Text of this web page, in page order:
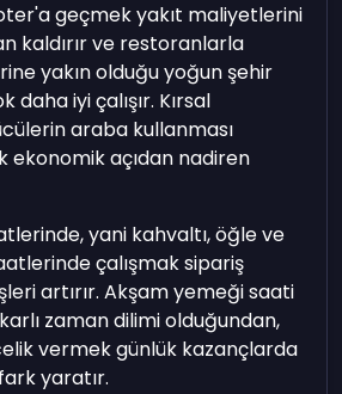
geçmek yakıt maliyetlerini
kaldırır ve restoranlarla
yakın olduğu yoğun şehir
iyi çalışır. Kırsal
araba kullanması
ekonomik açıdan nadiren
yani kahvaltı, öğle ve
çalışmak sipariş
artırır. Akşam yemeği saati
zaman dilimi olduğundan,
vermek günlük kazançlarda
yaratır.